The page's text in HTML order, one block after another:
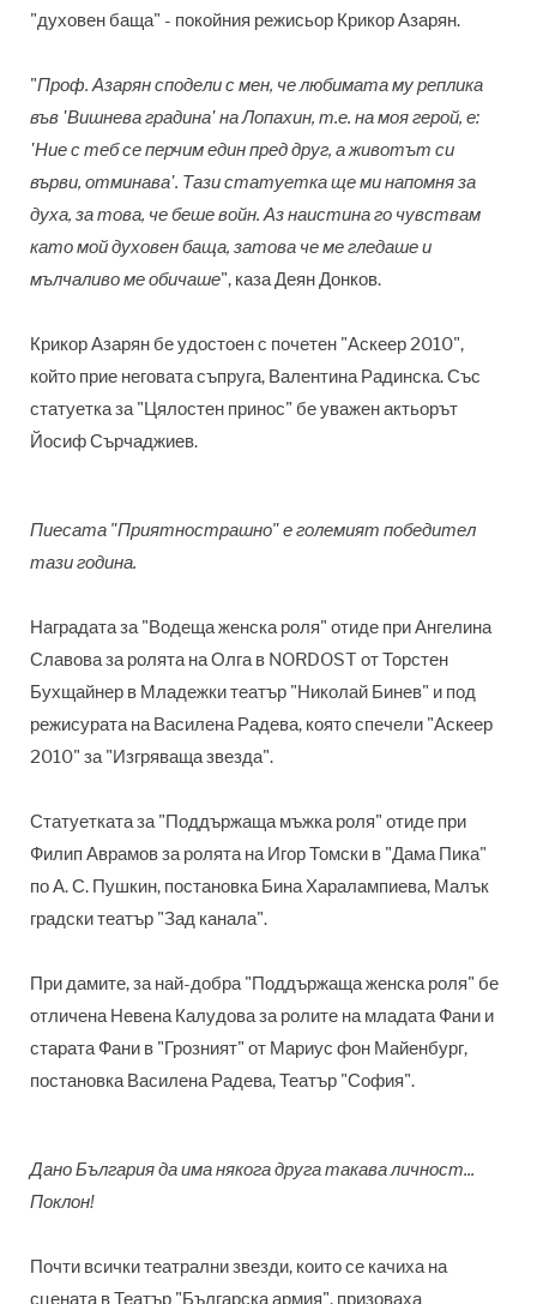
"духовен баща" - покойния режисьор Крикор Азарян.
"Проф. Азарян сподели с мен, че любимата му реплика
във 'Вишнева градина' на Лопахин, т.е. на моя герой, е:
'Ние с теб се перчим един пред друг, а животът си
върви, отминава'. Тази статуетка ще ми напомня за
духа, за това, че беше войн. Аз наистина го чувствам
като мой духовен баща, затова че ме гледаше и
мълчаливо ме обичаше", каза Деян Донков.
Крикор Азарян бе удостоен с почетен "Аскеер 2010",
който прие неговата съпруга, Валентина Радинска. Със
статуетка за "Цялостен принос" бе уважен актьорът
Йосиф Сърчаджиев.
Пиесата "Приятнострашно" е големият победител
тази година.
Наградата за "Водеща женска роля" отиде при Ангелина
Славова за ролята на Олга в NORDOST от Торстен
Бухщайнер в Младежки театър "Николай Бинев" и под
режисурата на Василена Радева, която спечели "Аскеер
2010" за "Изгряваща звезда".
Статуетката за "Поддържаща мъжка роля" отиде при
Филип Аврамов за ролята на Игор Томски в "Дама Пика"
по А. С. Пушкин, постановка Бина Харалампиева, Малък
градски театър "Зад канала".
При дамите, за най-добра "Поддържаща женска роля" бе
отличена Невена Калудова за ролите на младата Фани и
старата Фани в "Грозният" от Мариус фон Майенбург,
постановка Василена Радева, Театър "София".
Дано България да има някога друга такава личност...
Поклон!
Почти всички театрални звезди, които се качиха на
сцената в Театър "Българска армия", призоваха